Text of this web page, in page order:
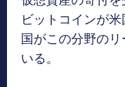
ビットコインが米
国がこの分野の
いる。